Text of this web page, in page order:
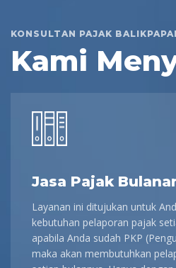
KONSULTAN PAJAK
Kami
Jasa Pajak
Layanan ini ditujukan untuk
kebutuhan pelaporan pajak
apabila Anda sudah PKP
maka akan membutuhkan